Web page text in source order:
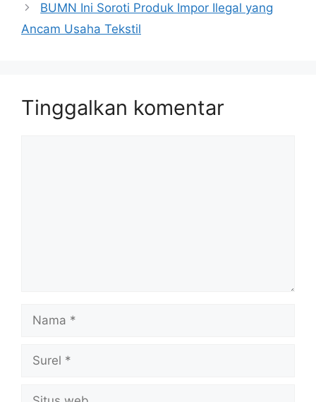
BUMN Ini Soroti Produk Impor Ilegal yang
Ancam Usaha Tekstil
Tinggalkan komentar
Nama
Surel
Situs